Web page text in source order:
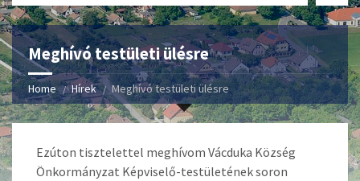
Meghívó testületi ülésre
Home Hírek Meghívó testületi ülésre
Ezúton tisztelettel meghívom Vácduka Község
Önkormányzat Képviselő-testületének soron